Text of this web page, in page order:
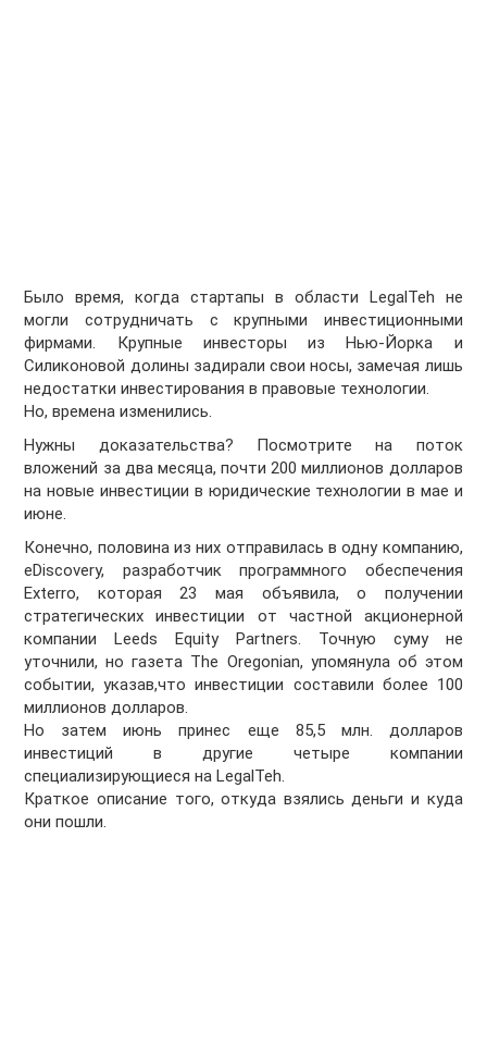
Было время, когда стартапы в области LegalTeh не
могли сотрудничать с крупными инвестиционными
фирмами. Крупные инвесторы из Нью-Йорка и
Силиконовой долины задирали свои носы, замечая лишь
недостатки инвестирования в правовые технологии.
Но, времена изменились.
Нужны доказательства? Посмотрите на поток
вложений за два месяца, почти 200 миллионов долларов
на новые инвестиции в юридические технологии в мае и
июне.
Конечно, половина из них отправилась в одну компанию,
eDiscovery, разработчик программного обеспечения
Exterro, которая 23 мая объявила, о получении
стратегических инвестиции от частной акционерной
компании Leeds Equity Partners. Точную суму не
уточнили, но газета The Oregonian, упомянула об этом
событии, указав,что инвестиции составили более 100
миллионов долларов.
Но затем июнь принес еще 85,5 млн. долларов
инвестиций в другие четыре компании
специализирующиеся на LegalTeh.
Краткое описание того, откуда взялись деньги и куда
они пошли.